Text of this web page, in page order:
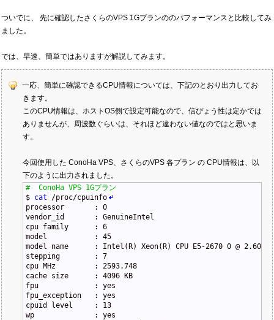
ついでに、 先に確認したさくらのVPS 1Gプランののパフォーマンスと比較してみ
ました。
では、早速、簡単ではありますが解説してみます。
一応、簡単に確認できるCPU情報については、下記のとおり出力してお
きます。
このCPU情報は、ホストOS側で設定可能なので、信ぴょう性は定かでは
ありませんが、周波数ぐらいは、それほど違わない値なのではと思いま
す。
今回使用した ConoHa VPS、さくらのVPS 各プラン の CPU情報は、以
下のように出力されました。
#  ConoHa VPS 1Gプラン
$ cat /proc/cpuinfo
processor       : 0
vendor_id       : GenuineIntel
cpu family      : 6
model           : 45
model name      : Intel(R) Xeon(R) CPU E5-2670 0 @ 2.60GHz
stepping        : 7
cpu MHz         : 2593.748
cache size      : 4096 KB
fpu             : yes
fpu_exception   : yes
cpuid level     : 13
wp              : yes